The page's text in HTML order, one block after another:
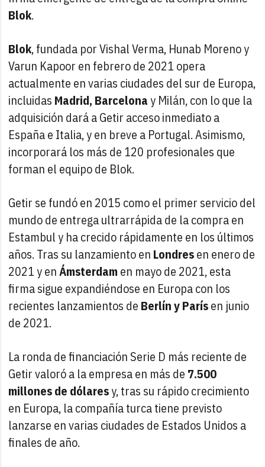
Blok.
Blok, fundada por Vishal Verma, Hunab Moreno y
Varun Kapoor en febrero de 2021 opera
actualmente en varias ciudades del sur de Europa,
incluidas Madrid, Barcelonay Milán, con lo que la
adquisición dará a Getir acceso inmediato a
España e Italia, y en breve a Portugal. Asimismo,
incorporará los más de 120 profesionales que
forman el equipo de Blok.
Getir se fundó en 2015 como el primer servicio del
mundo de entrega ultrarrápida de la compra en
Estambul y ha crecido rápidamente en los últimos
años. Tras su lanzamiento en Londresen enero de
2021 y enÁmsterdam en mayo de 2021, esta
firma sigue expandiéndose en Europa con los
recientes lanzamientos de Berlín y Parísen junio
de 2021.
La ronda de financiación Serie D más reciente de
Getir valoró a la empresa en más de 7.500
millones de dólaresy, tras su rápido crecimiento
en Europa, la compañía turca tiene previsto
lanzarse en varias ciudades de Estados Unidos a
finales de año.